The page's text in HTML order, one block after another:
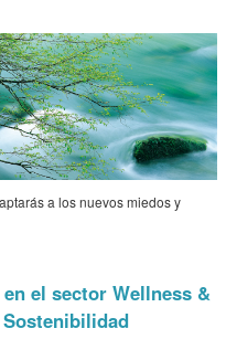
a los nuevos miedos y
el sector Wellness &